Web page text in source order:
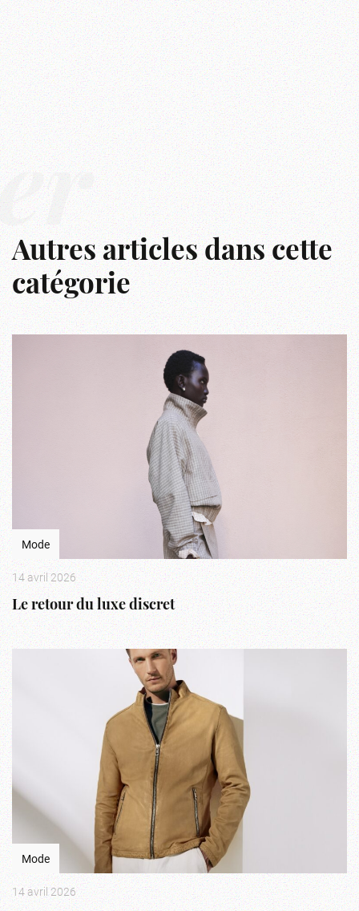
Autres articles dans cette
catégorie
Mode
14 avril 2026
Le retour du luxe discret
Mode
14 avril 2026